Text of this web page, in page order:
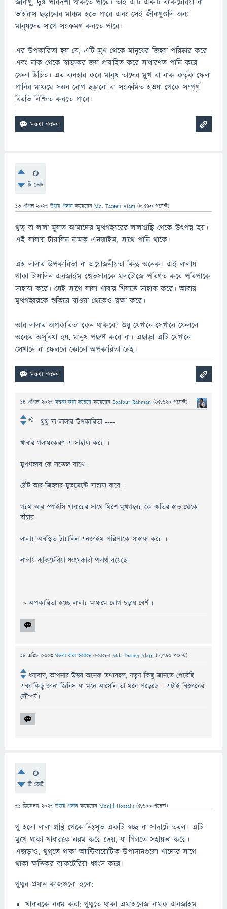
ভাইরাস ছড়ানোর মাধ্যম হতে পারে এবং সেই জীবাণুগুলি অন্য
মানুষদের সাথে সংক্রমণ করতে পারে।
এর উপকারিতা হল যে, এটি মুখ থেকে মানুষের জিহ্বা পরিষ্কার করে
এবং নাক থেকে স্বাস্থ্যকর জল প্রবাহিত করে সাধারণত পানি করে
ফেলা উচিত। এর ব্যবহার করে মানুষ তাদের মুখ বা নাক কর্তৃক ফেলা
পানির মাধ্যমে সম্ভব রোগ ছড়ানো বা সংক্রমিত হওয়া থেকে সম্পূর্ণ
বিরতি নিশ্চিত করতে পারে।
0
টি ভোট
13 এপ্রিল 2023 উত্তর প্রদান করেছেন Md. Taseen Alam (8,590 পয়েন্ট)
থুতু বা লালা মূলত আমাদের মুখগহ্বরের লালাগ্রন্থি থেকে উৎপন্ন হয়।
এই লালায় টায়ালিন নামক এনজাইম, সাথে পানি থাকে।
এই লালার উপকারিতা বা প্রয়োজনীয়তা কিন্তু অনেক। এই লালায়
থাকা টায়ালিন এনজাইম শ্বেতসারকে মলটোজে পরিণত করে পরিপাকে
সাহায্য করে। সেই সাথে লালা খাবার গিলতে সাহায্য করে। আবার
মুখগহ্বরকে শুকিয়ে যাওয়া থেকেও রক্ষা করে।
আর লালার অপকারিতা কেন থাকবে? শুধু যেখানে সেখানে ফেললে
অন্যের অসুবিধা হয়, মানুষ পছন্দ করে না। এছাড়া এটি যেখানে
সেখানে না ফেললে কোনো অপকারিতা নেই।
14 এপ্রিল 2023 মন্তব্য করা হয়েছেকরেছেন Soaibur Rahman (65,620 পয়েন্ট)
+1 থুথু বা লালার উপকারিতা ----
খাবার গলাধঃকরণ এ সাহায্য করে ।
মুখগহ্বর কে সতেজ রাখে।
ঠোঁট আর জিহ্বার মুভমেন্টে সাহায্য করে ।
গরম আর স্পাইসি খাবারের সাথে মিশে মুখগহ্বর কে ক্ষতির হাত থেকে
বাঁচায়।
লালায় অবস্থিত টায়ালিন এনজাইম পরিপাকে সাহায্য করে ।
লালায় ব্যাকটেরিয়া ধ্বংসকারী পদার্থ রয়েছে।
=> অপকারিতা হচ্ছে লালার মাধ্যমে রোগ ছড়ায় বেশী।
14 এপ্রিল 2023 মন্তব্য করা হয়েছেকরেছেন Md. Taseen Alam (8,590 পয়েন্ট)
ধন্যবাদ, আপনার উত্তর অনেক তথ্যবহুল, নতুন কিছু জানতে পেরেছি
এবং কিছু জানা জিনিস যা মনে আসেনি তা মনে পড়েছে।। এটাই বিজ্ঞানের
সৌন্দর্য।
0
টি ভোট
31 ডিসেম্বর 2023 উত্তর প্রদান করেছেন Monjil Hossain (5,600 পয়েন্ট)
থু হলো লালা গ্রন্থি থেকে নিঃসৃত একটি স্বচ্ছ বা সাদাটে তরল। এটি
মুখে থাকা খাবারকে নরম করে দেয়, যা গিলতে সহায়তা করে।
এছাড়াও, থুথুতে থাকা অ্যান্টিবায়োটিক উপাদানগুলো খাদ্যের সাথে
থাকা ক্ষতিকর ব্যাকটেরিয়া ধ্বংস করে।
থুথুর প্রধান কাজগুলো হলো:
খাবারকে নরম করা: থুথুতে থাকা এমাইলেজ নামক এনজাইম